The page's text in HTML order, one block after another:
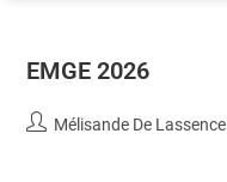
EMGE 2026
Mélisande De Lassence